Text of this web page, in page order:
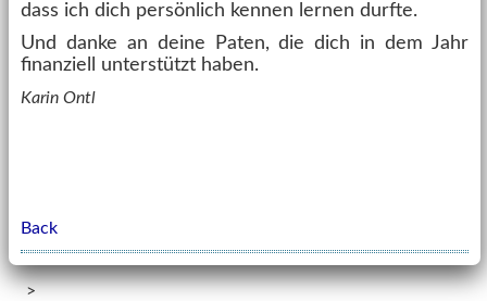
dass ich dich persönlich kennen lernen durfte.
Und danke an deine Paten, die dich in dem Jahr
finanziell unterstützt haben.
Karin Ontl
Back
>